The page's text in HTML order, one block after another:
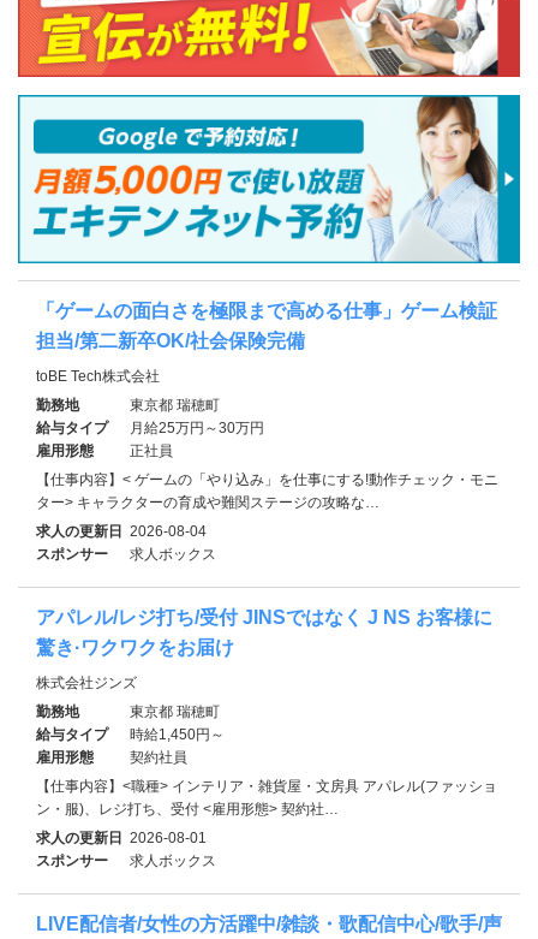
「ゲームの面白さを極限まで高める仕事」ゲーム検証
担当/第二新卒OK/社会保険完備
toBE Tech株式会社
勤務地
東京都 瑞穂町
給与タイプ
月給25万円～30万円
雇用形態
正社員
【仕事内容】< ゲームの「やり込み」を仕事にする!動作チェック・モニ
ター> キャラクターの育成や難関ステージの攻略な…
求人の更新日 2026-08-04
スポンサー
求人ボックス
アパレル/レジ打ち/受付 JINSではなく J NS お客様に
驚き·ワクワクをお届け
株式会社ジンズ
勤務地
東京都 瑞穂町
給与タイプ
時給1,450円～
雇用形態
契約社員
【仕事内容】<職種> インテリア・雑貨屋・文房具 アパレル(ファッショ
ン・服)、レジ打ち、受付 <雇用形態> 契約社…
求人の更新日 2026-08-01
スポンサー
求人ボックス
LIVE配信者/女性の方活躍中/雑談・歌配信中心/歌手/声